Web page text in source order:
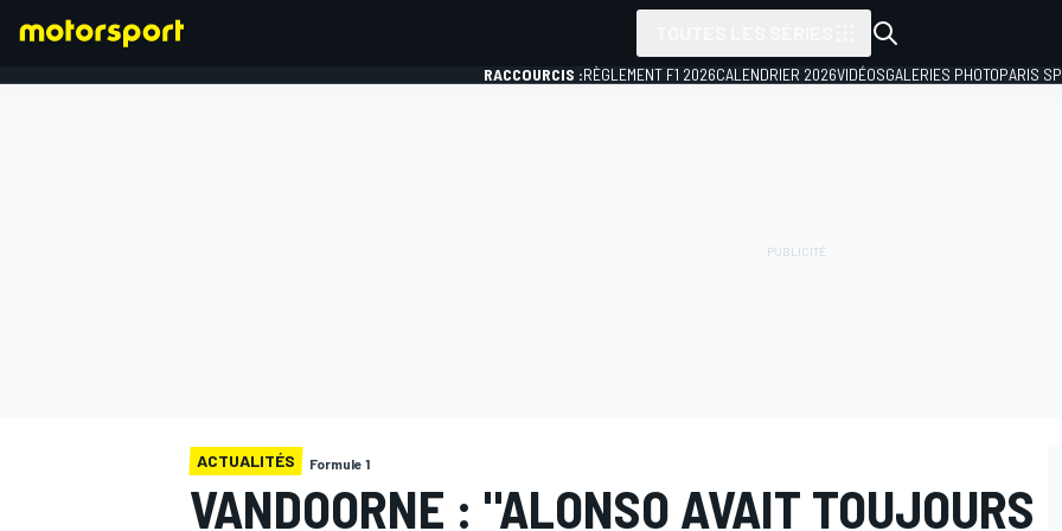
RACCOURCIS :RÈGLEMENT F1 2026CALENDRIER 2026VIDÉOSGALERIES PHOTOPARIS
ACTUALITÉS Formule 1
VANDOORNE : "ALONSO AVAIT TOUJOURS